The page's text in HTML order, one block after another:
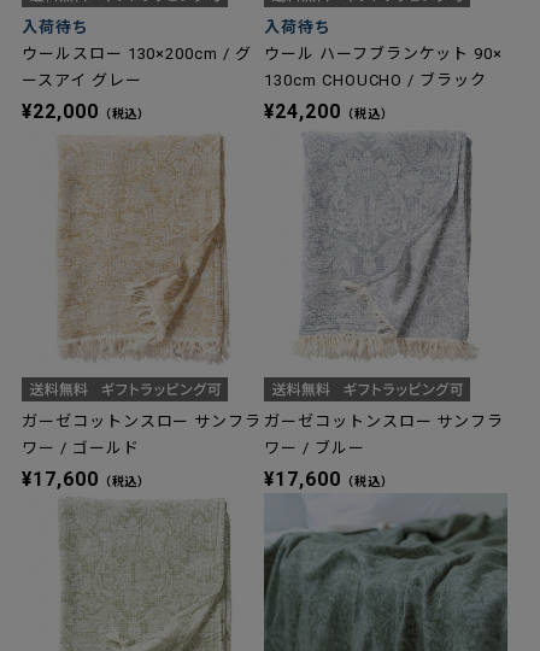
入荷待ち
ウールスロー 130×200cm / グ
ースアイ グレー
¥22,000 （税込）
入荷待ち
ウール ハーフブランケット 90×
130cm CHOUCHO / ブラック
¥24,200 （税込）
ガーゼコットンスロー サンフラ
ワー / ゴールド
¥17,600 （税込）
ガーゼコットンスロー サンフラ
ワー / ブルー
¥17,600 （税込）